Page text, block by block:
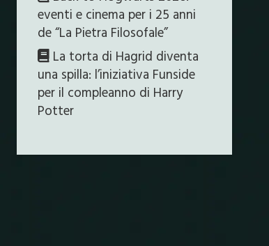
eventi e cinema per i 25 anni
de “La Pietra Filosofale”
La torta di Hagrid diventa
una spilla: l’iniziativa Funside
per il compleanno di Harry
Potter